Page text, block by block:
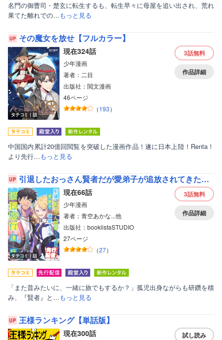
名門の御曹司・楚玄に転生するも、転生早々に母屋を追い出され、荒れ
果てた離れでの…もっと見る
その魔女を放せ【フルカラー】
タテコミ｜話
現在324話
少年漫画
著者：二目
出版社：閲文漫画
46ページ
（193）
3話無料
作品詳細
中国国内累計20億回閲覧を突破した漫画作品！遂に日本上陸！Renta！
より先行…もっと見る
引退したおっさん賢者だが愛弟子が追放されてきたので傷心旅行に連れて行く ～スローライフな旅のつもりが、なぜか世界最強の師弟になっていた～【フルカラー】
タテコミ｜話
現在66話
少年漫画
著者：青空あかな...他
出版社：booklistaSTUDIO
27ページ
（27）
3話無料
作品詳細
「また昔みたいに、一緒に旅でもするか？」孤児出身ながらも研鑽を積
み、『賢者』と…もっと見る
王様ランキング【単話版】
現在300話 試し読み
ボーイズラブ
ティーンズラブ
美女・美少女
女性写真集